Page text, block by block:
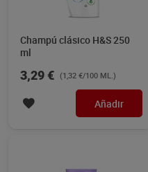
Champú clásico H&S 250
ml
3,29 € (1,32 €/100 ML.)
Añadir